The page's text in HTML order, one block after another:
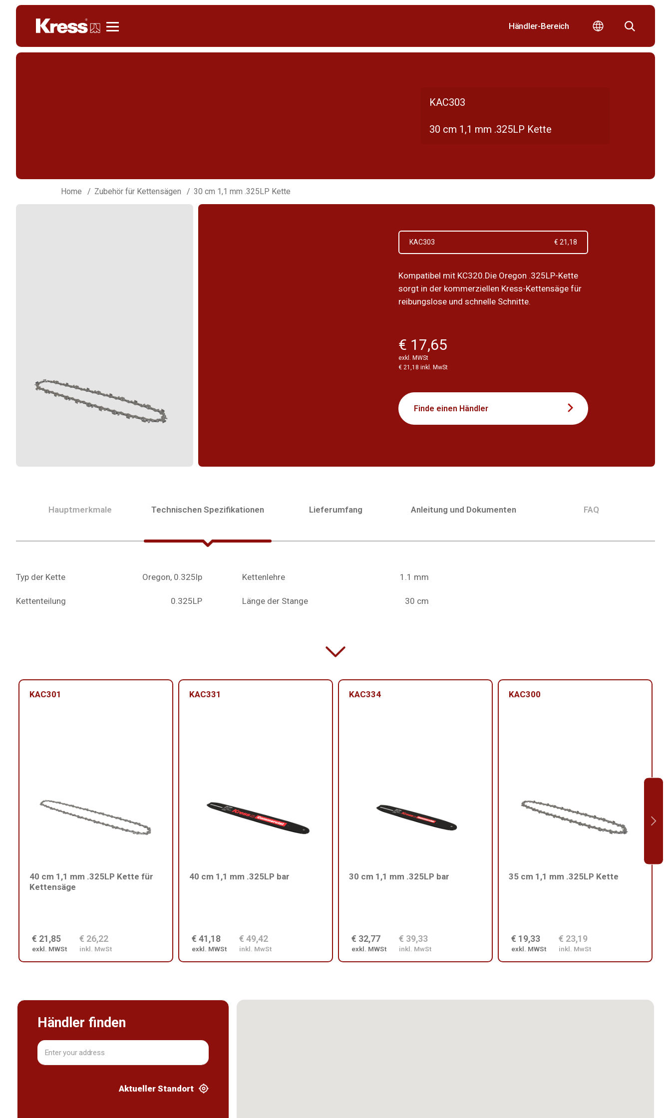
Händler-Bereich
KAC303
30 cm 1,1 mm .325LP Kette
Home Zubehör für Kettensägen 30 cm 1,1 mm .325LP Kette
KAC303 € 21,18
Kompatibel mit KC320.Die Oregon .325LP-Kette
sorgt in der kommerziellen Kress-Kettensäge für
reibungslose und schnelle Schnitte.
€ 17,65
exkl. MWSt
€ 21,18 inkl. MwSt
Finde einen Händler
Hauptmerkmale Technischen Spezifikationen Lieferumfang Anleitung und Dokumenten FAQ
Typ der Kette Oregon, 0.325lp
Kettenteilung 0.325LP
Kettenlehre 1.1 mm
Länge der Stange 30 cm
KAC301
40 cm 1,1 mm .325LP Kette für
Kettensäge
€ 21,85
exkl. MWSt
€ 26,22
inkl. MwSt
KAC331
40 cm 1,1 mm .325LP bar
€ 41,18
exkl. MWSt
€ 49,42
inkl. MwSt
KAC334
30 cm 1,1 mm .325LP bar
€ 32,77
exkl. MWSt
€ 39,33
inkl. MwSt
KAC300
35 cm 1,1 mm .325LP Kette
€ 19,33
exkl. MWSt
€ 23,19
inkl. MwSt
Händler finden
Aktueller Standort